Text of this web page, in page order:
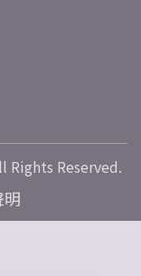
Reserved.